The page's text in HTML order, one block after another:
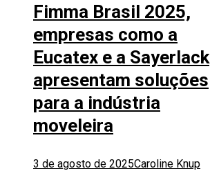
Fimma Brasil 2025,
empresas como a
Eucatex e a Sayerlack
apresentam soluções
para a indústria
moveleira
3 de agosto de 2025Caroline Knup